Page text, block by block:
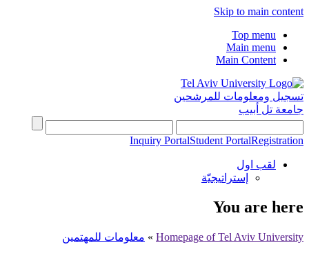
Skip to main content
Top menu
Main menu
Main Content
تسجيل ومعلومات للمرشحين
جامعة تل أبيب
Inquiry PortalStudent PortalRegistration
لقب اول
إستراتيجيّة
You are here
Homepage of Tel Aviv University
» معلومات للمهتمين